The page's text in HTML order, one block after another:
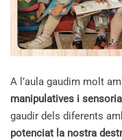
A l’aula gaudim molt
manipulatives i
gaudir dels diferents
potenciat la nostra